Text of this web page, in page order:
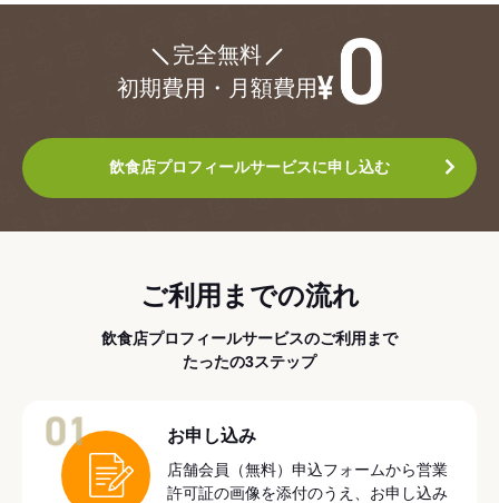
完全無料
初期費用・月額費用
飲食店プロフィールサービスに申し込む
ご利用までの流れ
飲食店プロフィールサービスのご利用まで
たったの3ステップ
お申し込み
店舗会員（無料）申込フォームから営業
許可証の画像を添付のうえ、お申し込み